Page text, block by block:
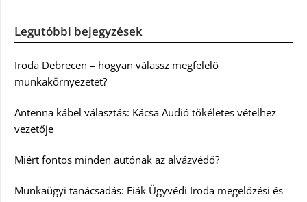
Legutóbbi bejegyzések
Iroda Debrecen – hogyan válassz megfelelő
munkakörnyezetet?
Antenna kábel választás: Kácsa Audió tökéletes vételhez
vezetője
Miért fontos minden autónak az alvázvédő?
Munkaügyi tanácsadás: Fiák Ügyvédi Iroda megelőzési és